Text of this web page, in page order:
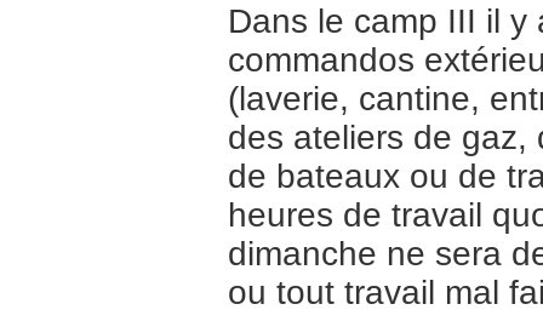
Dans le camp III il
commandos
(laverie, cantine,
des ateliers de gaz,
de bateaux ou de
heures de travail
dimanche ne sera
ou tout travail mal